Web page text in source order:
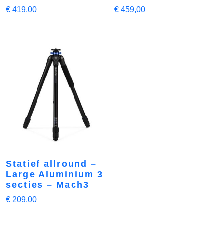
€ 419,00 € 459,00
Statief allround –
Large Aluminium 3
secties – Mach3
€ 209,00